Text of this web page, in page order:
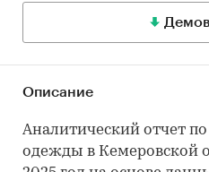
Описание
Аналитический отчет
одежды в Кемеровской